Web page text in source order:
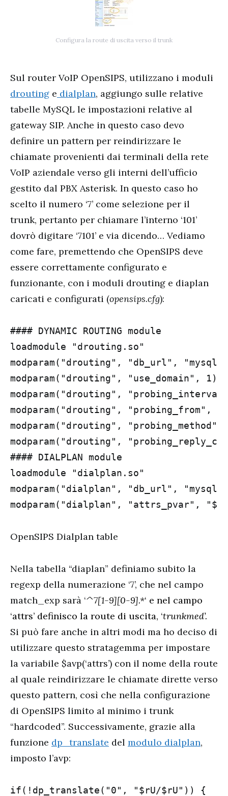
Configura la route di uscita verso il trunk
Sul router VoIP OpenSIPS, utilizzano i moduli
drouting e dialplan, aggiungo sulle relative
tabelle MySQL le impostazioni relative al
gateway SIP. Anche in questo caso devo
definire un pattern per reindirizzare le
chiamate provenienti dai terminali della rete
VoIP aziendale verso gli interni dell’ufficio
gestito dal PBX Asterisk. In questo caso ho
scelto il numero ‘7’ come selezione per il
trunk, pertanto per chiamare l’interno ‘101’
dovrò digitare ‘7101’ e via dicendo… Vediamo
come fare, premettendo che OpenSIPS deve
essere correttamente configurato e
funzionante, con i moduli drouting e diaplan
caricati e configurati (opensips.cfg):
#### DYNAMIC ROUTING module
loadmodule "drouting.so"
modparam("drouting", "db_url",
modparam("drouting", "use_domain", 1)
modparam("drouting",
modparam("drouting", "probing_from",
modparam("drouting", "probing_method",
modparam("drouting",
#### DIALPLAN module
loadmodule "dialplan.so"
modparam("dialplan", "db_url",
modparam("dialplan", "attrs_pvar",
OpenSIPS Dialplan table
Nella tabella “diaplan” definiamo subito la
regexp della numerazione ‘7’, che nel campo
match_exp sarà ‘^7[1-9][0-9].*‘ e nel campo
‘attrs’ definisco la route di uscita, ‘trunkmed’.
Si può fare anche in altri modi ma ho deciso di
utilizzare questo stratagemma per impostare
la variabile $avp(‘attrs’) con il nome della route
al quale reindirizzare le chiamate dirette verso
questo pattern, così che nella configurazione
di OpenSIPS limito al minimo i trunk
“hardcoded”. Successivamente, grazie alla
funzione dp_translate del modulo dialplan,
imposto l’avp:
if(!dp_translate("0", "$rU/$rU")) {